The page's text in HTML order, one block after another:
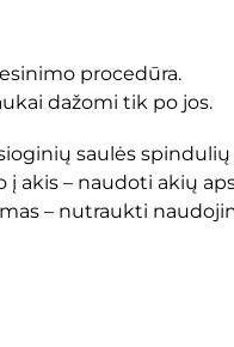
procedūra.
dažomi tik po jos.
saulės spindulių
akis – naudoti akių
– nutraukti